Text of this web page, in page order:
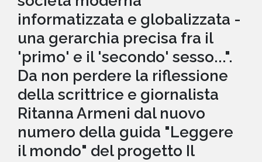
informatizzata e globalizzata -
una gerarchia precisa fra il
'primo' e il 'secondo' sesso...".
Da non perdere la riflessione
della scrittrice e giornalista
Ritanna Armeni dal nuovo
numero della guida "Leggere
il mondo" del progetto Il